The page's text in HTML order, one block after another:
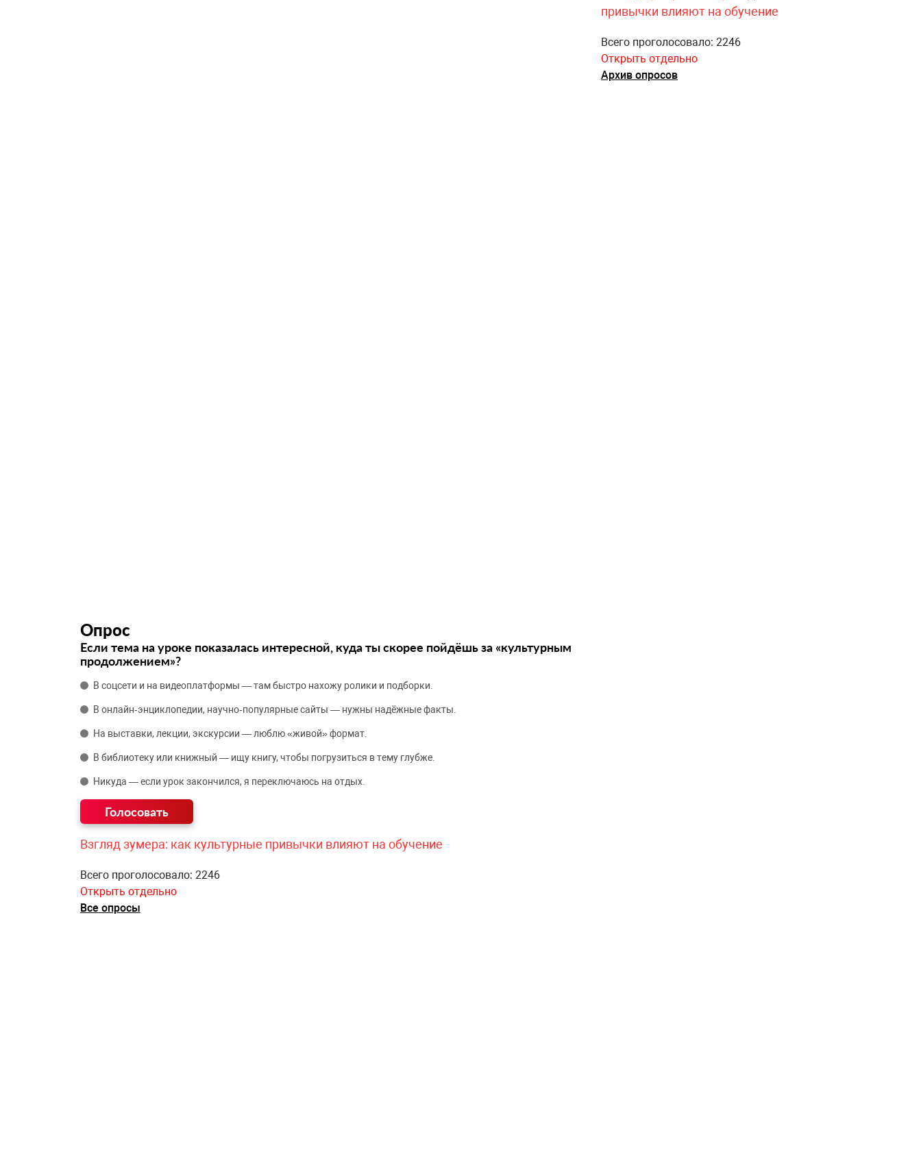
Опрос
Если тема на уроке показалась интересной, куда ты скорее пойдёшь за «культурным
продолжением»?
В соцсети и на видеоплатформы — там быстро нахожу ролики и подборки.
В онлайн‑энциклопедии, научно‑популярные сайты — нужны надёжные факты.
На выставки, лекции, экскурсии — люблю «живой» формат.
В библиотеку или книжный — ищу книгу, чтобы погрузиться в тему глубже.
Никуда — если урок закончился, я переключаюсь на отдых.
Взгляд зумера: как культурные привычки влияют на обучение
Всего проголосовало: 2246
Открыть отдельно
Все опросы
привычки влияют на обучение
Всего проголосовало: 2246
Открыть отдельно
Архив опросов